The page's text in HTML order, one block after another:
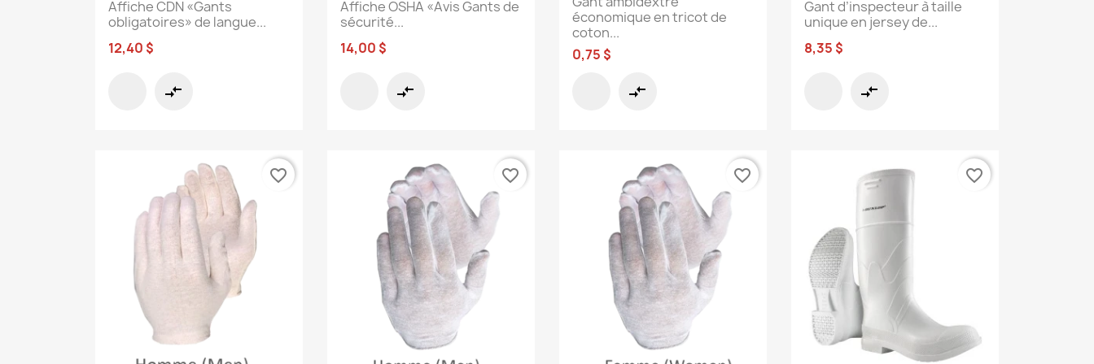
Affiche CDN «Gants
obligatoires» de langue...
12,40 $
compare_arrows
Affiche OSHA «Avis Gants de
sécurité...
14,00 $
compare_arrows
économique en tricot de
coton...
0,75 $
compare_arrows
Gant d’inspecteur à taille
unique en jersey de...
8,35 $
compare_arrows
favorite_border favorite_border favorite_border favorite_border